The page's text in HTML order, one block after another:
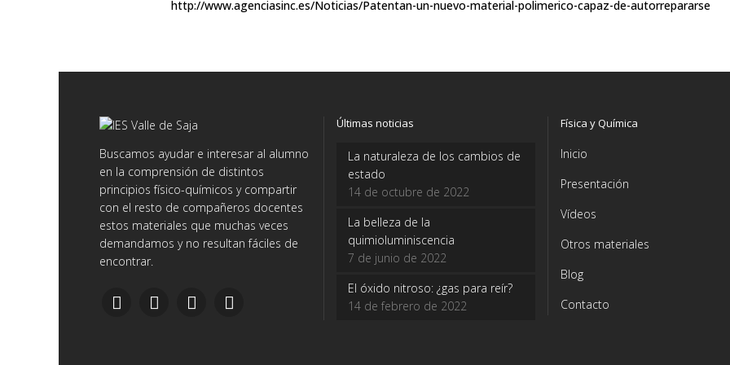
http://www.agenciasinc.es/Noticias/Patentan-un-nuevo-material-polimerico-capaz-de-autorrepararse
Buscamos ayudar e interesar al alumno
en la comprensión de distintos
principios físico-químicos y compartir
con el resto de compañeros docentes
estos materiales que muchas veces
demandamos y no resultan fáciles de
encontrar.
Últimas noticias
La naturaleza de los cambios de
estado
14 de octubre de 2022
La belleza de la
quimioluminiscencia
7 de junio de 2022
El óxido nitroso: ¿gas para reír?
14 de febrero de 2022
Física y Química
Inicio
Presentación
Vídeos
Otros materiales
Blog
Contacto